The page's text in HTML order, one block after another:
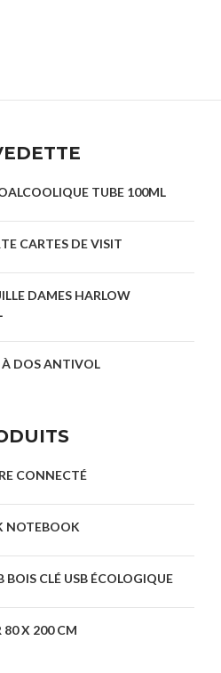
TUBE 100ML
CARTES DE VISIT
DAMES HARLOW
À DOS ANTIVOL
CONNECTÉ
NOTEBOOK
BOIS CLÉ USB ÉCOLOGIQUE
X 200 CM